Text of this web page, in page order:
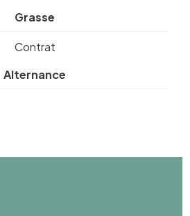
Grasse
Contrat
Alternance